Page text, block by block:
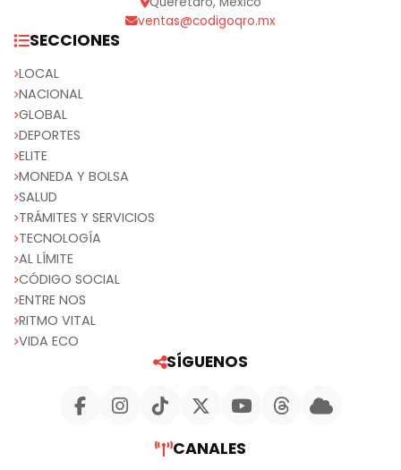
ventas@codigoqro.mx
SECCIONES
LOCAL
NACIONAL
GLOBAL
DEPORTES
ELITE
MONEDA Y BOLSA
SALUD
TRÁMITES Y SERVICIOS
TECNOLOGÍA
AL LÍMITE
CÓDIGO SOCIAL
ENTRE NOS
RITMO VITAL
VIDA ECO
SÍGUENOS
CANALES